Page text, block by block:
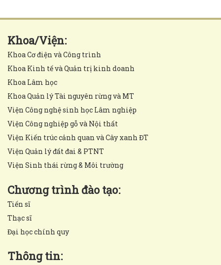
Khoa/Viện:
Khoa Cơ điện và Công trình
Khoa Kinh tế và Quản trị kinh doanh
Khoa Lâm học
Khoa Quản lý Tài nguyên rừng và MT
Viện Công nghệ sinh học Lâm nghiệp
Viện Công nghiệp gỗ và Nội thất
Viện Kiến trúc cảnh quan và Cây xanh ĐT
Viện Quản lý đất đai & PTNT
Viện Sinh thái rừng & Môi trường
Chương trình đào tạo:
Tiến sĩ
Thạc sĩ
Đại học chính quy
Thông tin: